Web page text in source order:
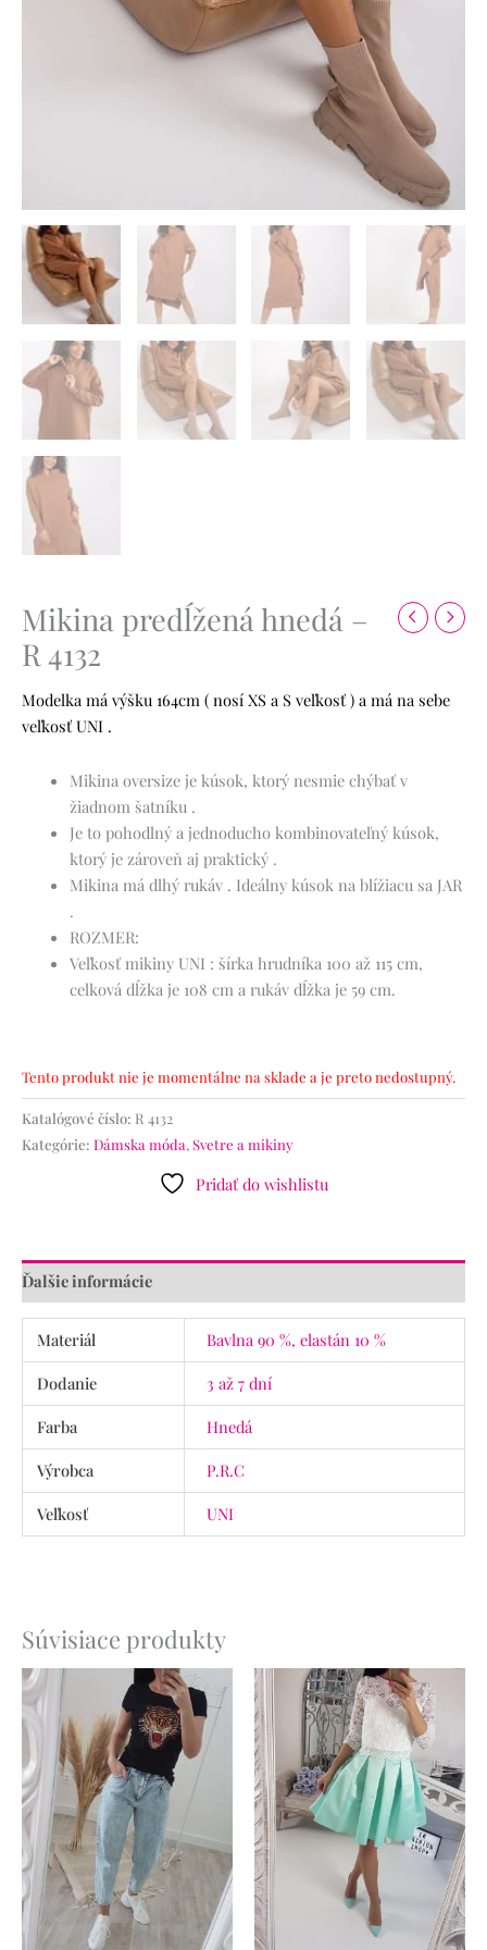
Mikina predĺžená hnedá –
R 4132
Modelka má výšku 164cm ( nosí XS a S veľkosť ) a má na sebe
veľkosť UNI .
Mikina oversize je kúsok, ktorý nesmie chýbať v
žiadnom šatníku .
Je to pohodlný a jednoducho kombinovateľný kúsok,
ktorý je zároveň aj praktický .
Mikina má dlhý rukáv . Ideálny kúsok na blížiacu sa JAR
.
ROZMER:
Veľkosť mikiny UNI : šírka hrudníka 100 až 115 cm,
celková dĺžka je 108 cm a rukáv dĺžka je 59 cm.
Tento produkt nie je momentálne na sklade a je preto nedostupný.
Katalógové číslo: R 4132
Kategórie: Dámska móda,Svetre a mikiny
Pridať do wishlistu
Ďalšie informácie
Materiál
Bavlna 90 %, elastán 10 %
Dodanie
3 až 7 dní
Farba
Hnedá
Výrobca
P.R.C
Veľkosť
UNI
Súvisiace produkty